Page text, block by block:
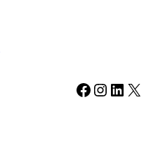
Facebook Instagram LinkedIn X